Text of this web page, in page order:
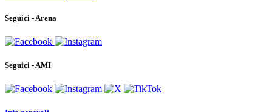
Seguici - Arena
Seguici - AMI